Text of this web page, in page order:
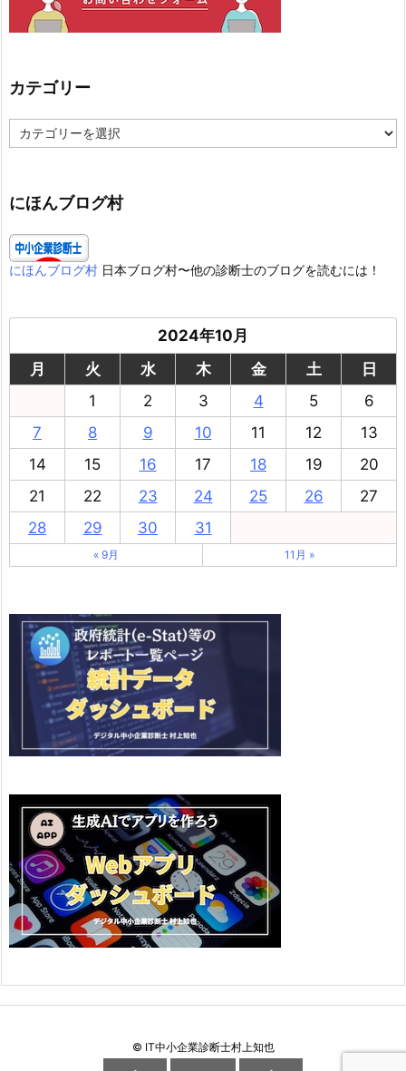
カテゴリー
テ
ー
にほんブログ村
にほんブログ村 日本ブログ村〜他の診断士のブログを読むには！
2024年10月
月
火 水 木 金 土
日
1
2 3 4 5
6
7
8 9 10 11 12
13
14
15 16 17 18 19
20
21
22 23 24 25 26
27
28
29 30 31
« 9月 11月 »
© IT中小企業診断士村上知也